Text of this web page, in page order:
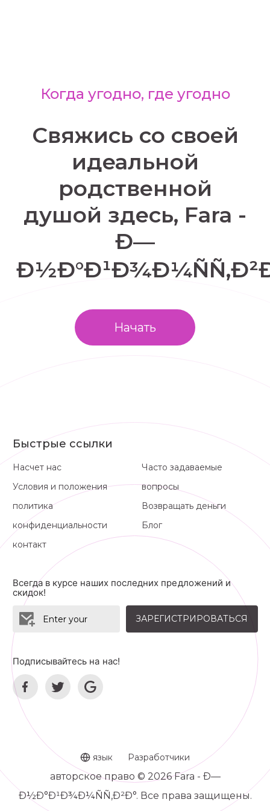
Когда угодно, где угодно
Свяжись со своей
идеальной
родственной
душой здесь, Fara -
Ð—
Начать
Быстрые ссылки
Насчет нас
Условия и положения
политика
конфиденциальности
контакт
Часто задаваемые
вопросы
Возвращать деньги
Блог
Всегда в курсе наших последних предложений и
скидок!
ЗАРЕГИСТРИРОВАТЬСЯ
Подписывайтесь на нас!
язык Разработчики
авторское право © 2026 Fara - Ð—
Ð½Ð°Ð¹Ð¾Ð¼ÑÑ‚Ð²Ð°. Все права защищены.